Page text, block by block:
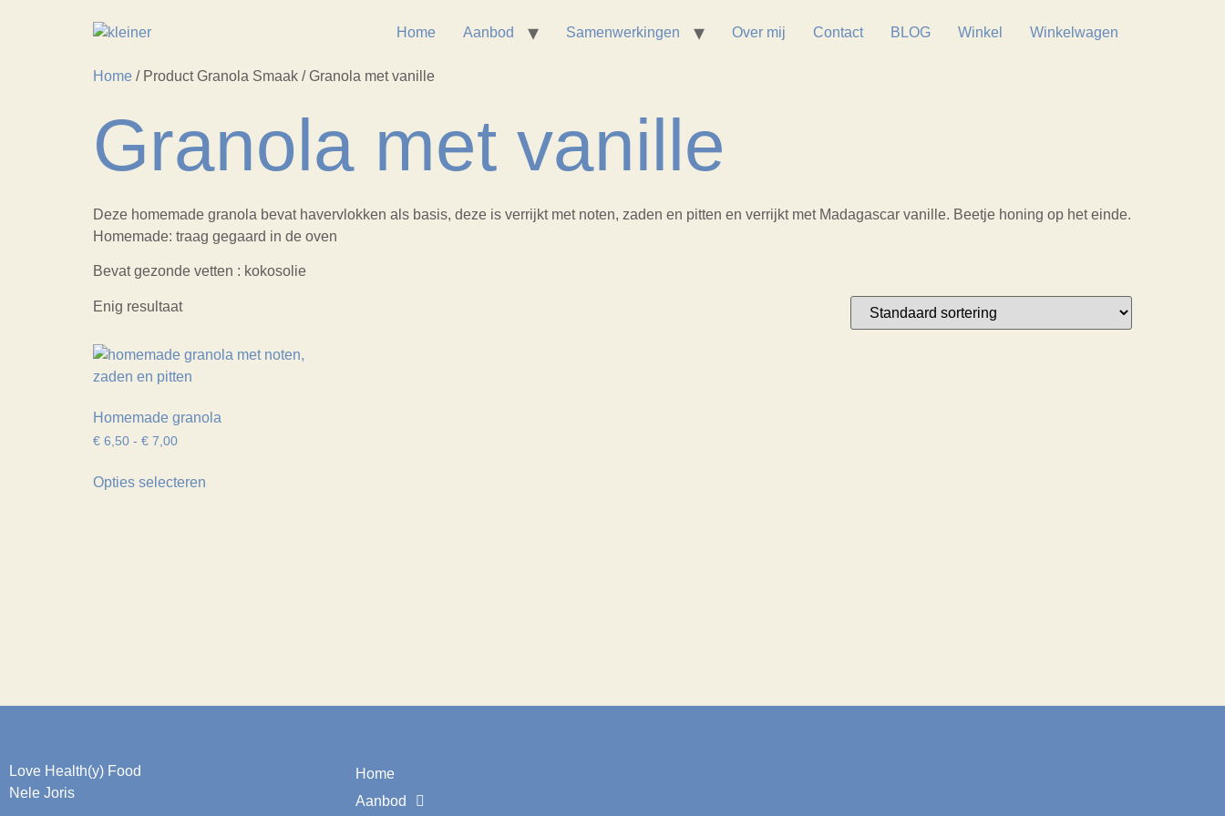
Home Aanbod Samenwerkingen Over mij Contact BLOG Winkel Winkelwagen
Home / Product Granola Smaak / Granola met vanille
Granola met vanille
Deze homemade granola bevat havervlokken als basis, deze is verrijkt met noten, zaden en pitten en verrijkt met Madagascar vanille. Beetje honing op het einde.
Homemade: traag gegaard in de oven
Bevat gezonde vetten : kokosolie
Enig resultaat
Homemade granola
€ 6,50 - € 7,00
Opties selecteren
Love Health(y) Food
Nele Joris
Home
Aanbod